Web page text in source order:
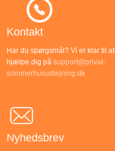
Kontakt
Har du spørgsmål? Vi er klar til at
hjælpe dig på support@privat-
sommerhusudlejning.dk
Nyhedsbrev